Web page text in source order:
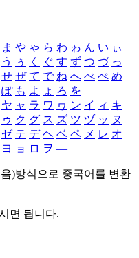
ま や ゃ ら わ ゎ ん い ぃ
う ぅ く ぐ す ず つ づ っ
せ ぜ て で ね へ べ ぺ め
ぽ も よ ょ ろ を
ヤ ャ ラ ワ ヮ ン イ ィ キ
ゥ ク グ ス ズ ツ ヅ ッ ヌ
ゼ テ デ ヘ ベ ペ メ レ オ
ヨ ョ ロ ヲ ―
)방식으로 중국어를 변환
면 됩니다.